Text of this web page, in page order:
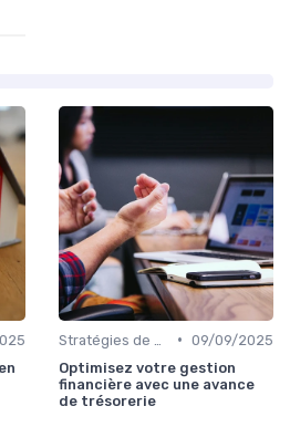
• 09/09/2025
Optimisez votre gestion
financière avec une avance
de trésorerie